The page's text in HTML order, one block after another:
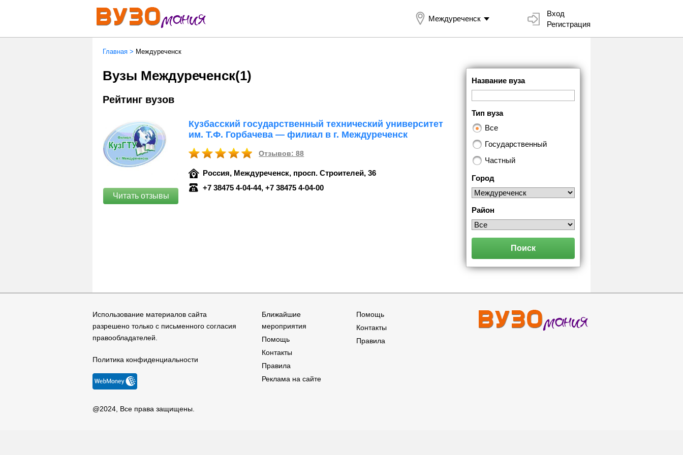
Междуреченск
Вход
Регистрация
Главная > Междуреченск
Вузы Междуреченск(1)
Рейтинг вузов
Читать отзывы
Кузбасский государственный технический университет
им. Т.Ф. Горбачева — филиал в г. Междуреченск
Отзывов: 88
Россия, Междуреченск, просп. Строителей, 36
+7 38475 4‑04-44, +7 38475 4‑04-00
Название вуза
Тип вуза
Все
Государственный
Частный
Город
Район
Поиск
Использование материалов сайта
разрешено только с письменного согласия
правообладателей.
Политика конфиденциальности
@2024, Все права защищены.
Ближайшие
мероприятия
Помощь
Контакты
Правила
Реклама на сайте
Помощь
Контакты
Правила